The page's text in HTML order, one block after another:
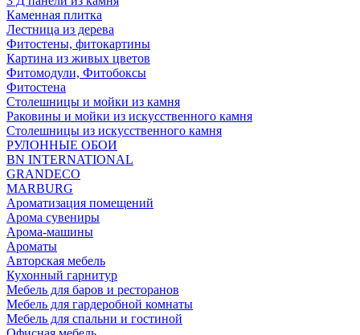
Каменная плитка
Лестница из дерева
Фитостены, фитокартины
Картина из живых цветов
Фитомодули, Фитобоксы
Фитостена
Столешницы и мойки из камня
Раковины и мойки из искусственного камня
Столешницы из искусственного камня
РУЛОННЫЕ ОБОИ
BN INTERNATIONAL
GRANDECO
MARBURG
Ароматизация помещений
Арома сувениры
Арома-машины
Ароматы
Авторская мебель
Кухонный гарнитур
Мебель для баров и ресторанов
Мебель для гардеробной комнаты
Мебель для спальни и гостиной